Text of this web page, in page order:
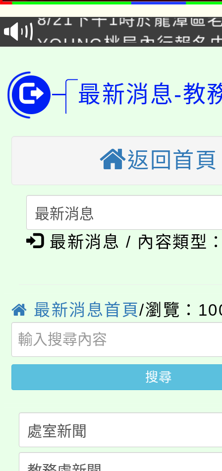
場熱烈登場!
徵才活動。
YOUNG桃局內行報名
開!
115年桃園市運動會8/
田徑場及游泳池舉行。
桃園市低收入戶享有免
視費優惠，中低收入戶
半價優惠，詳情可洽有
者。
大園自造教育及科技中
份教師增能研習
大溪自造教育及科技
份教師研習
淨零綠生活教案入校路
會
115年食農教育專業人
程
「本色祭」8/29、30在
局官網。
8月14至27日，桃園電
開!
115年桃園市運動會8/
田徑場及游泳池舉行。
桃園市低收入戶享有免
視費優惠，中低收入戶
半價優惠，詳情可洽有
者。
大園自造教育及科技
份教師增能研習
大溪自造教育及科技中
份教師研習
淨零綠生活教案入校路
會
115年食農教育專業人
最新消息-教
返回首頁
最新消息 / 內容類型
最新消息首頁/瀏覽：
搜尋